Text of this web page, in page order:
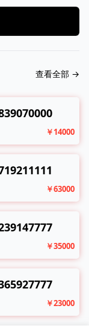
查看全部 →
￥14000
￥63000
￥35000
￥23000